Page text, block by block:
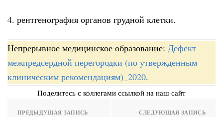
4. рентгенография органов грудной клетки.
Непрерывное медицинское образование: Дефект
межпредсердной перегородки (по утвержденным
клиническим рекомендациям)_2020.
Поделитесь с коллегами ссылкой на наш сайт
ПРЕДЫДУЩАЯ ЗАПИСЬ СЛЕДУЮЩАЯ ЗАПИСЬ